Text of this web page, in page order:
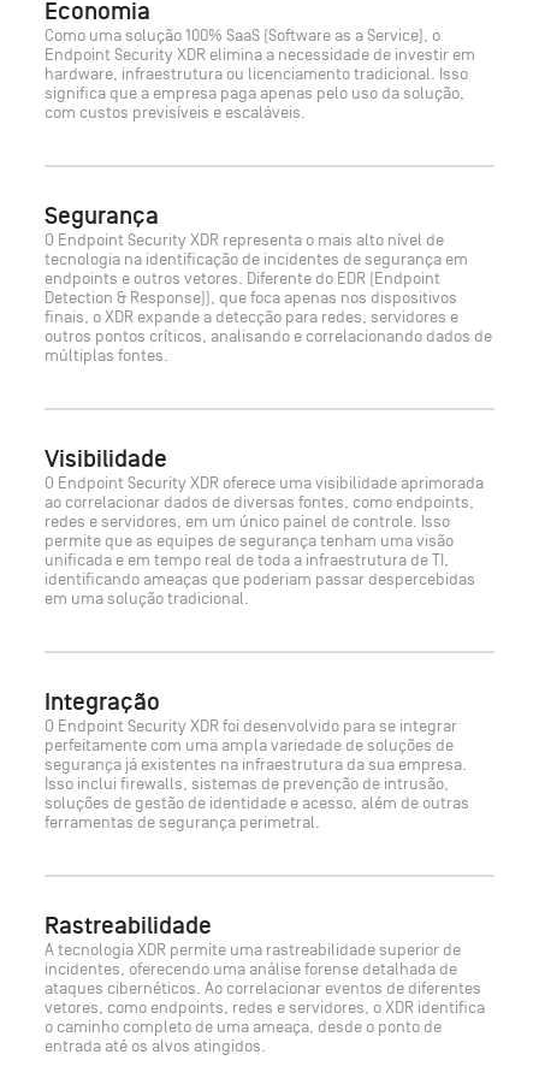
Economia
Como uma solução 100% SaaS (Software as a Service), o
Endpoint Security XDR elimina a necessidade de investir em
hardware, infraestrutura ou licenciamento tradicional. Isso
significa que a empresa paga apenas pelo uso da solução,
com custos previsíveis e escaláveis.
Segurança
O Endpoint Security XDR representa o mais alto nível de
tecnologia na identificação de incidentes de segurança em
endpoints e outros vetores. Diferente do EDR (Endpoint
Detection & Response)), que foca apenas nos dispositivos
finais, o XDR expande a detecção para redes, servidores e
outros pontos críticos, analisando e correlacionando dados de
múltiplas fontes.
Visibilidade
O Endpoint Security XDR oferece uma visibilidade aprimorada
ao correlacionar dados de diversas fontes, como endpoints,
redes e servidores, em um único painel de controle. Isso
permite que as equipes de segurança tenham uma visão
unificada e em tempo real de toda a infraestrutura de TI,
identificando ameaças que poderiam passar despercebidas
em uma solução tradicional.
Integração
O Endpoint Security XDR foi desenvolvido para se integrar
perfeitamente com uma ampla variedade de soluções de
segurança já existentes na infraestrutura da sua empresa.
Isso inclui firewalls, sistemas de prevenção de intrusão,
soluções de gestão de identidade e acesso, além de outras
ferramentas de segurança perimetral.
Rastreabilidade
A tecnologia XDR permite uma rastreabilidade superior de
incidentes, oferecendo uma análise forense detalhada de
ataques cibernéticos. Ao correlacionar eventos de diferentes
vetores, como endpoints, redes e servidores, o XDR identifica
o caminho completo de uma ameaça, desde o ponto de
entrada até os alvos atingidos.